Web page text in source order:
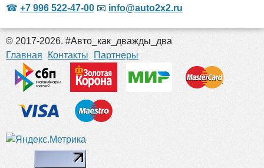
☎ +7 996 522-47-00 📧 info@auto2x2.ru
© 2017-2026. #Авто_как_дважды_два
Главная
Контакты Партнеры